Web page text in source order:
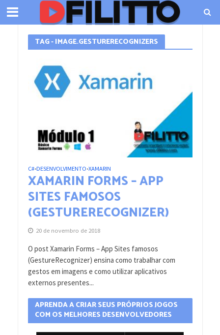
TAG - IMAGE.GESTURERECOGNIZERS
C#•DESENVOLVIMENTO•XAMARIN
XAMARIN FORMS – APP
SITES FAMOSOS
(GESTURERECOGNIZER)
20 de novembro de 2018
O post Xamarin Forms – App Sites famosos
(GestureRecognizer) ensina como trabalhar com
gestos em imagens e como utilizar aplicativos
externos presentes...
APRENDA A CRIAR SEUS PRÓPRIOS JOGOS
COM OS MELHORES DESENVOLVEDORES